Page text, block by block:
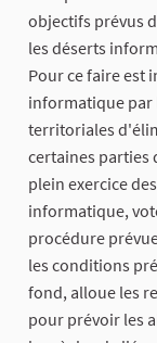
objectifs prévus
les déserts
Pour ce faire est
informatique par
territoriales
certaines parties
plein exercice
informatique,
procédure
les conditions
fond, alloue les
pour prévoir les